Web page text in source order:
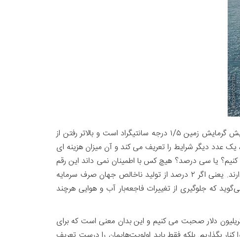
در سال های اخیر دنیا آموخته که اهداف خود را بر اساس اعداد تعریف کند. مثلاً دانشمندان می گویند آستانه تحمل افزایش گرمایش زمین ۱/۵ درجه سانتیگراد است و بالاتر رفتن از
از یک فاجعه جهانی، یک عدد دیگر شرایط را تعریف می کند و آن میزان هزینه ای
شود. آیا ما باید ۵۰ درصد از کل بودجه جهان را هزینه کنیم؟ یا سی درصد؟ هیچ کس با اطمینان نمی داند این رقم
چقدر است، ولی نکته ای که می تواند باعث خوشحالی شود این است که بیشتر کارشناسان بر روی عدد ۲ درصد توافق دارند. یعنی اگر ۲ درصد از تولید ناخالص جهان صرف سرمایه
که جلوگیری از تغییرات فاجعه‌بار آب و هوایی هرچند
که تولید ناخالص داخلی جهان در سال ۲۰۲۱ حدود ۹۰ تریلیون دلار بوده، پس ما در مورد عددی در حدود ۱/۸ تریلیون دلار صحبت می کنیم و این بدان معنی است که برای